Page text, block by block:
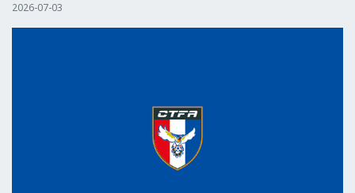
2026-07-03